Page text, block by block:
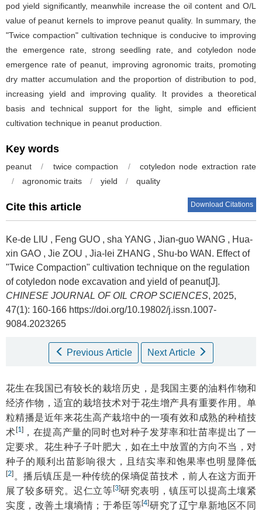
pod yield significantly, meanwhile increase the oil content and O/L
value of peanut kernels to improve peanut quality. In summary, the
"Twice compaction" cultivation technique is conducive to improving
the emergence rate, strong seedling rate, and cotyledon node
emergence rate of peanut, improving agronomic traits, promoting
dry matter accumulation and the proportion of distribution to pod,
increasing yield and improving quality. It provides a theoretical
basis and technical support for the light, simple and efficient
cultivation technique in peanut production.
Key words
peanut / twice compaction /
cotyledon node extraction rate
/
agronomic traits / yield / quality
Cite this article Download Citations
Ke-de LIU , Feng GUO , sha YANG , Jian-guo WANG , Hua-
xin GAO , Jie ZOU , Jia-lei ZHANG , Shu-bo WAN . Effect of
"Twice Compaction" cultivation technique on the regulation
of cotyledon node excavation and yield of peanut[J].
CHINESE JOURNAL OF OIL CROP SCIENCES, 2025,
47(1): 160-166 https://doi.org/10.19802/j.issn.1007-
9084.2023265
Previous Article Next Article
花生在我国已有较长的栽培历史，是我国主要的油料作物和
经济作物，适宜的栽培技术对于花生增产具有重要作用。单
粒精播是近年来花生高产栽培中的一项有效和成熟的种植技
术 [1]，在提高产量的同时也对种子发芽率和壮苗率提出了一
定要求。花生种子子叶肥大，如在土中放置的方向不当，对
种子的顺利出苗影响很大，且结实率和饱果率也明显降低
[2] 。播后镇压是一种传统的保墒促苗技术，前人在这方面开
展了较多研究。迟仁立等 [3]研究表明，镇压可以提高土壤紧
实度，改善土壤墒情；于希臣等[4]研究了辽宁阜新地区不同